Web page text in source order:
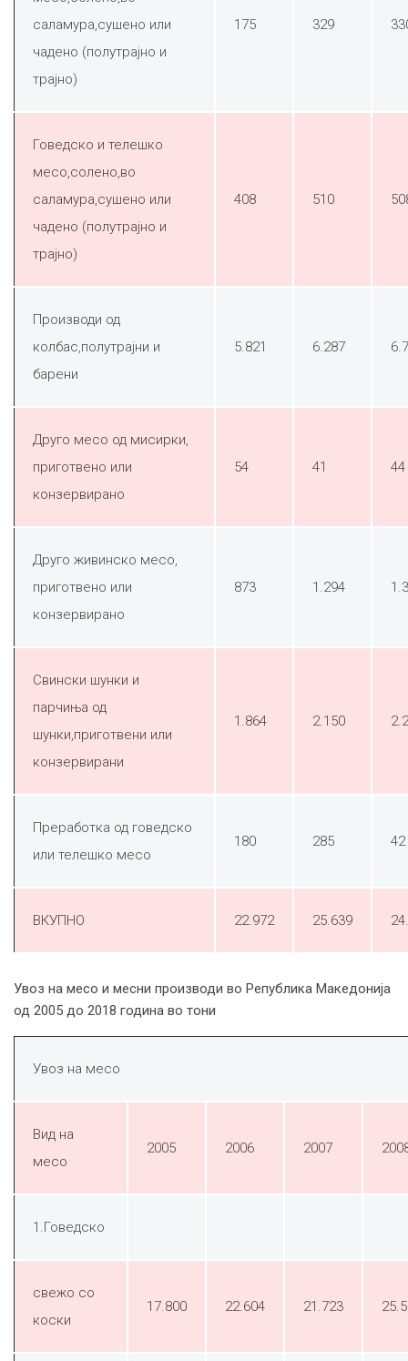
саламура,сушено или
чадено (полутрајно и
трајно)
175 329
Говедско и телешко
месо,солено,во
саламура,сушено или
чадено (полутрајно и
трајно)
408 510
Производи од
колбас,полутрајни и
барени
5.821 6.287
Друго месо од мисирки,
приготвено или
конзервирано
54 41 44
Друго живинско месо,
приготвено или
конзервирано
873 1.294
Свински шунки и
парчиња од
шунки,приготвени или
конзервирани
1.864 2.150
Преработка од говедско
или телешко месо
180 285 42
ВКУПНО 22.972 25.639
Увоз на месо и месни производи во Република Македонија
од 2005 до 2018 година во тони
Увоз на месо
Вид на
месо
2005 2006 2007
1.Говедско
свежо со
коски
17.800 22.604 21.723